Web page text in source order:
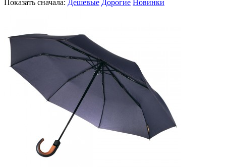
Показать сначала: Дешевые Дорогие Новинки